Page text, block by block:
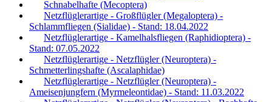
Schnabelhafte (Mecoptera)
Netzflüglerartige - Großflügler (Megaloptera) -
Schlammfliegen (Sialidae) - Stand: 18.04.2022
Netzflüglerartige - Kamelhalsfliegen (Raphidioptera) -
Stand: 07.05.2022
Netzflüglerartige - Netzflügler (Neuroptera) -
Schmetterlingshafte (Ascalaphidae)
Netzflüglerartige - Netzflügler (Neuroptera) -
Ameisenjungfern (Myrmeleontidae) - Stand: 11.03.2022